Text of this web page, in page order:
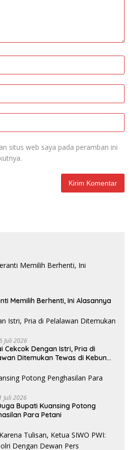
situs web saya pada peramban ini
Memilih Berhenti, Ini Alasannya
Juli 2026
Cekcok Dengan Istri, Pria di
Ditemukan Tewas di Kebun
Juli 2026
Bupati Kuansing Potong
Para Petani